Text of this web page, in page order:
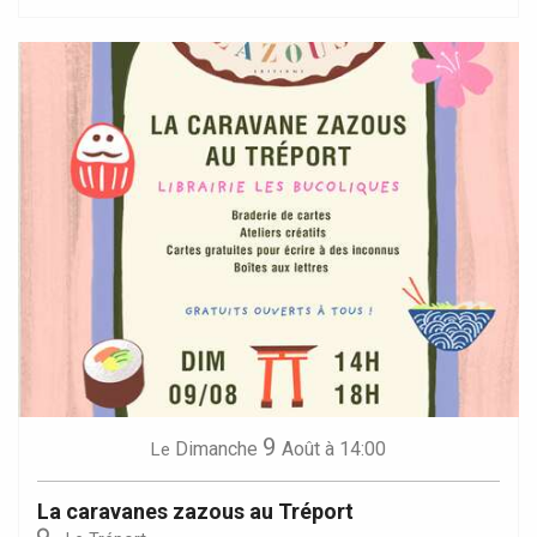
Le Dimanche 9 Août à 14:00
La caravanes zazous au Tréport